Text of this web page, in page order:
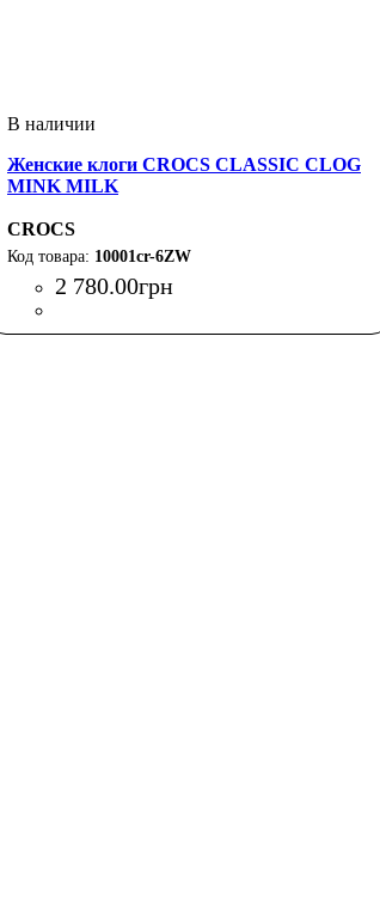
Женские клоги CROCS CLASSIC CLOG
MINK MILK
CROCS
10001cr-6ZW
2 780.00грн